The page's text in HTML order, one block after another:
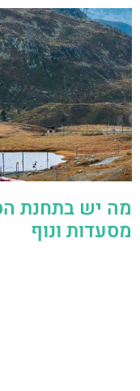
מה יש בתחנת
מסעדות ונוף